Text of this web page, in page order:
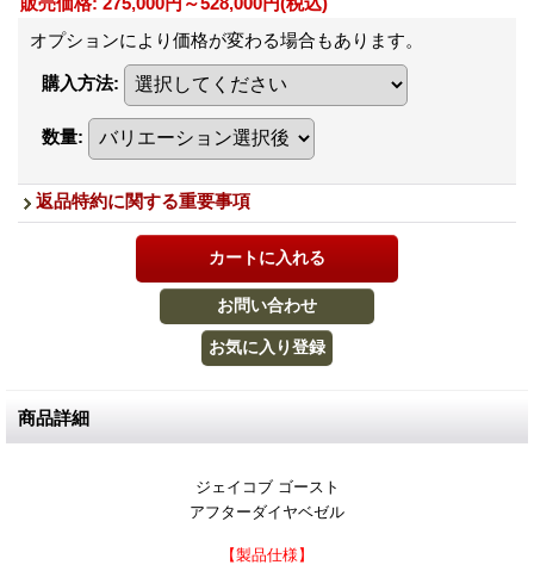
オプションにより価格が変わる場合もあります。
購入方法:
数量:
返品特約に関する重要事項
商品詳細
ジェイコブ ゴースト
アフターダイヤベゼル
【製品仕様】